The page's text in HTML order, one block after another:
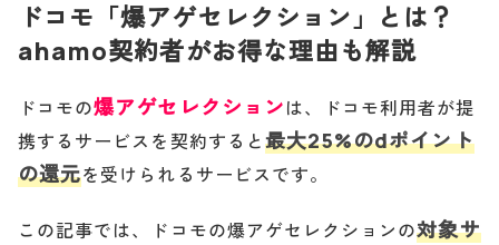
ドコモ「爆アゲセレクション」とは？
ahamo契約者がお得な理由も解説
ドコモの爆アゲセレクションは、ドコモ利用者が提
携するサービスを契約すると最大25%のdポイント
の還元を受けられるサービスです。
この記事では、ドコモの爆アゲセレクションの対象サ